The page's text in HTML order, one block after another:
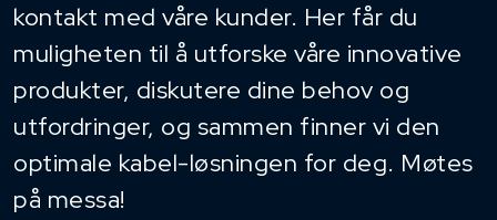
kontakt med våre kunder. Her får du
muligheten til å utforske våre innovative
produkter, diskutere dine behov og
utfordringer, og sammen finner vi den
optimale kabel-løsningen for deg. Møtes
på messa!